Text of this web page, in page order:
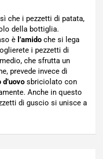
che i pezzetti di patata,
della bottiglia.
è l’amido che si lega
i pezzetti di
che sfrutta un
prevede invece di
sbriciolato con
Anche in questo
di guscio si unisce a